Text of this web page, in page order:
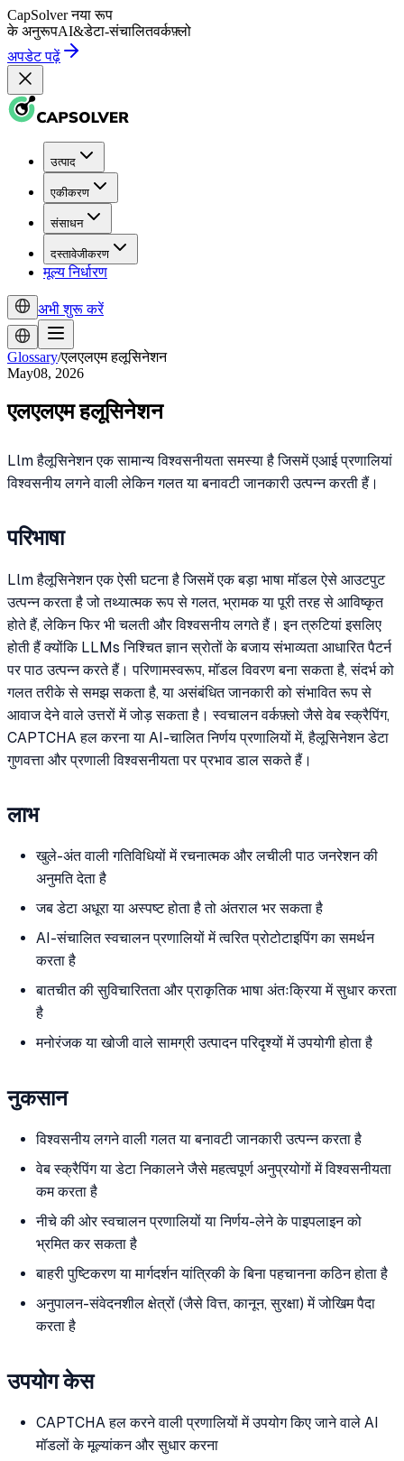
CapSolver नया रूप
के अनुरूपAI&डेटा-संचालितवर्कफ़्लो
अपडेट पढ़ें
उत्पाद
एकीकरण
संसाधन
दस्तावेजीकरण
मूल्य निर्धारण
अभी शुरू करें
Glossary/एलएलएम हलूसिनेशन
May08, 2026
एलएलएम हलूसिनेशन
Llm हैलूसिनेशन एक सामान्य विश्वसनीयता समस्या है जिसमें एआई प्रणालियां
विश्वसनीय लगने वाली लेकिन गलत या बनावटी जानकारी उत्पन्न करती हैं।
परिभाषा
Llm हैलूसिनेशन एक ऐसी घटना है जिसमें एक बड़ा भाषा मॉडल ऐसे आउटपुट
उत्पन्न करता है जो तथ्यात्मक रूप से गलत, भ्रामक या पूरी तरह से आविष्कृत
होते हैं, लेकिन फिर भी चलती और विश्वसनीय लगते हैं। इन त्रुटियां इसलिए
होती हैं क्योंकि LLMs निश्चित ज्ञान स्रोतों के बजाय संभाव्यता आधारित पैटर्न
पर पाठ उत्पन्न करते हैं। परिणामस्वरूप, मॉडल विवरण बना सकता है, संदर्भ को
गलत तरीके से समझ सकता है, या असंबंधित जानकारी को संभावित रूप से
आवाज देने वाले उत्तरों में जोड़ सकता है। स्वचालन वर्कफ़्लो जैसे वेब स्क्रैपिंग,
CAPTCHA हल करना या AI-चालित निर्णय प्रणालियों में, हैलूसिनेशन डेटा
गुणवत्ता और प्रणाली विश्वसनीयता पर प्रभाव डाल सकते हैं।
लाभ
खुले-अंत वाली गतिविधियों में रचनात्मक और लचीली पाठ जनरेशन की
अनुमति देता है
जब डेटा अधूरा या अस्पष्ट होता है तो अंतराल भर सकता है
AI-संचालित स्वचालन प्रणालियों में त्वरित प्रोटोटाइपिंग का समर्थन
करता है
बातचीत की सुविचारितता और प्राकृतिक भाषा अंतःक्रिया में सुधार करता
है
मनोरंजक या खोजी वाले सामग्री उत्पादन परिदृश्यों में उपयोगी होता है
नुकसान
विश्वसनीय लगने वाली गलत या बनावटी जानकारी उत्पन्न करता है
वेब स्क्रैपिंग या डेटा निकालने जैसे महत्वपूर्ण अनुप्रयोगों में विश्वसनीयता
कम करता है
नीचे की ओर स्वचालन प्रणालियों या निर्णय-लेने के पाइपलाइन को
भ्रमित कर सकता है
बाहरी पुष्टिकरण या मार्गदर्शन यांत्रिकी के बिना पहचानना कठिन होता है
अनुपालन-संवेदनशील क्षेत्रों (जैसे वित्त, कानून, सुरक्षा) में जोखिम पैदा
करता है
उपयोग केस
CAPTCHA हल करने वाली प्रणालियों में उपयोग किए जाने वाले AI
मॉडलों के मूल्यांकन और सुधार करना